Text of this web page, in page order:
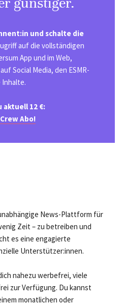
und schalte die
auf die vollständigen
App und im Web,
Social Media, den ESMR-
aktuell 12 €:
Abo!
News-Plattform für
Zeit – zu betreiben und
es eine engagierte
Unterstützer:innen.
nahezu werbefrei, viele
zur Verfügung. Du kannst
monatlichen oder